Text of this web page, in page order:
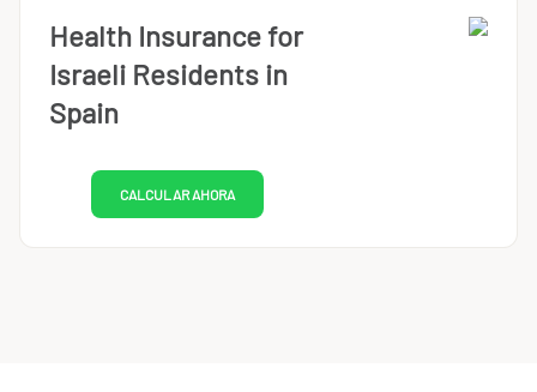
Health Insurance for
Israeli Residents in
Spain
CALCULAR AHORA